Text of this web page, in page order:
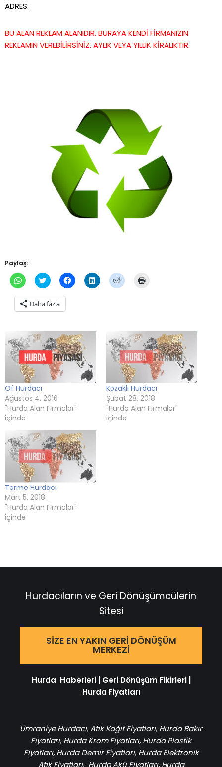
ADRES:
BU ALAN REKLAM ALANIDIR. BURAYA KENDİ FİRMANIZIN
REKLAMIN VEREBİLİRSİNİZ. AYLIK VEYA YILLIK KİRALIKTIR.
Paylaş:
WhatsApp'ta
paylaşmak
tıklayın
(Yeni
pencerede
Twitter
üzerinde
için
tıklayın
(Yeni
Facebook'ta
paylaşmak
Linkedln
üzerinden
Reddit
üzerinde
Daha fazla
Of Hurdacı
Ağustos 4, 2016
"Hurda Alan Firmalar"
içinde
Kozaklı Hurdacı
Şubat 28, 2018
"Hurda Alan Firmalar"
içinde
Terme Hurdacı
Mart 5, 2018
"Hurda Alan Firmalar"
içinde
Hurdacıların ve Geri Dönüşümcülerin
Sitesi
SIZE EN YAKIN GERI DÖNÜŞÜM
MERKEZI
Hurda Haberleri| Geri Dönüşüm Fikirleri|
Hurda Fiyatları
Ümraniye Hurdacı,Atık Kağıt Fiyatları, Hurda Bakır
Fiyatları, Hurda Krom Fiyatları, Hurda Plastik
Fiyatları, Hurda Demir Fiyatları, Hurda Elektronik
Atık Fiyatları, Hurda Akü Fiyatları,Hurda